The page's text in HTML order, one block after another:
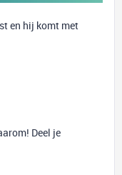
en hij komt met
Deel je